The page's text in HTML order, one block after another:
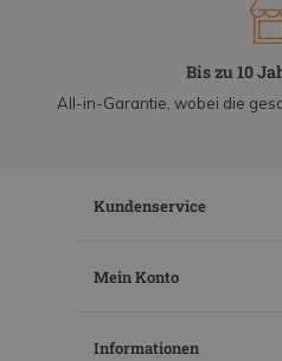
Bis zu 10
All-in-Garantie, wobei die
Kundenservice
Mein Konto
Informationen